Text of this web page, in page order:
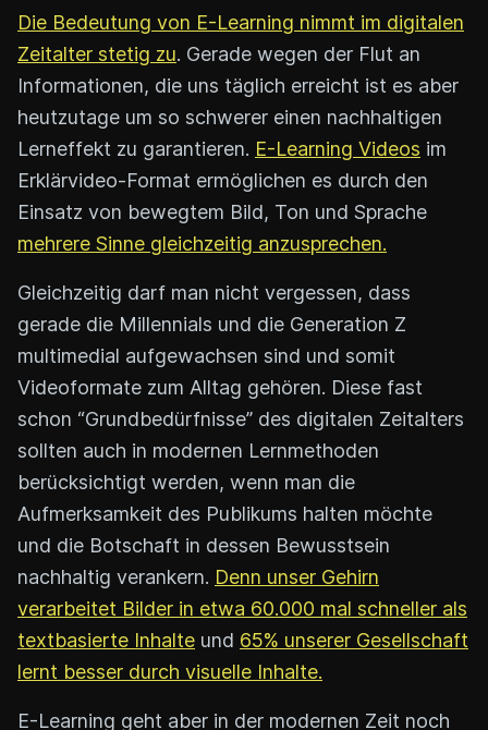
Die Bedeutung von E-Learning nimmt im digitalen
Zeitalter stetig zu. Gerade wegen der Flut an
Informationen, die uns täglich erreicht ist es aber
heutzutage um so schwerer einen nachhaltigen
Lerneffekt zu garantieren. E-Learning Videos im
Erklärvideo-Format ermöglichen es durch den
Einsatz von bewegtem Bild, Ton und Sprache
mehrere Sinne gleichzeitig anzusprechen.
Gleichzeitig darf man nicht vergessen, dass
gerade die Millennials und die Generation Z
multimedial aufgewachsen sind und somit
Videoformate zum Alltag gehören. Diese fast
schon “Grundbedürfnisse” des digitalen Zeitalters
sollten auch in modernen Lernmethoden
berücksichtigt werden, wenn man die
Aufmerksamkeit des Publikums halten möchte
und die Botschaft in dessen Bewusstsein
nachhaltig verankern. Denn unser Gehirn
verarbeitet Bilder in etwa 60.000 mal schneller als
textbasierte Inhalte und 65% unserer Gesellschaft
lernt besser durch visuelle Inhalte.
E-Learning geht aber in der modernen Zeit noch